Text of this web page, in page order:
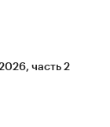
часть 2